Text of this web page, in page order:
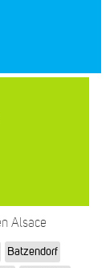
Alsace
Batzendorf